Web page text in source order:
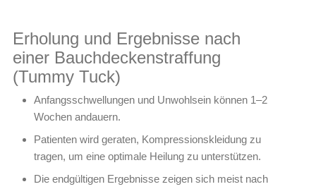
Erholung und Ergebnisse nach
einer Bauchdeckenstraffung
(Tummy Tuck)
Anfangsschwellungen und Unwohlsein können 1–2
Wochen andauern.
Patienten wird geraten, Kompressionskleidung zu
tragen, um eine optimale Heilung zu unterstützen.
Die endgültigen Ergebnisse zeigen sich meist nach